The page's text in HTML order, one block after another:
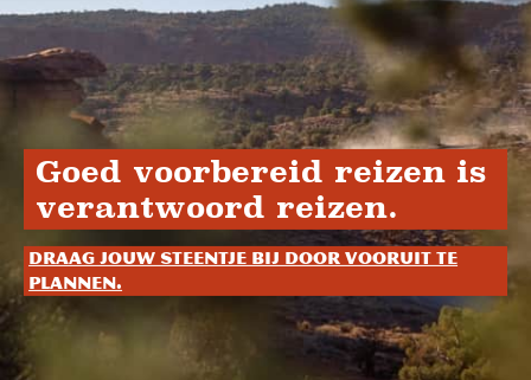
Goed voorbereid reizen is
verantwoord reizen.
Draag jouw steentje bij door vooruit te
plannen.